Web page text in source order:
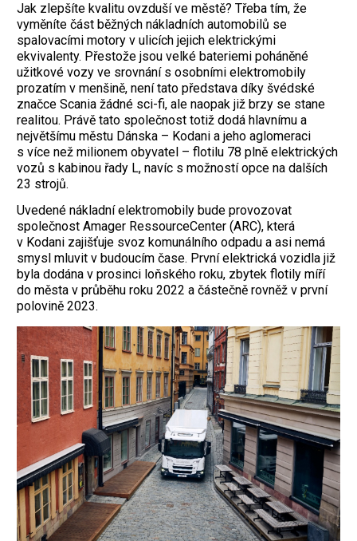
Jak zlepšíte kvalitu ovzduší ve městě? Třeba tím, že
vyměníte část běžných nákladních automobilů se
spalovacími motory v ulicích jejich elektrickými
ekvivalenty. Přestože jsou velké bateriemi poháněné
užitkové vozy ve srovnání s osobními elektromobily
prozatím v menšině, není tato představa díky švédské
značce Scania žádné sci-fi, ale naopak již brzy se stane
realitou. Právě tato společnost totiž dodá hlavnímu a
největšímu městu Dánska – Kodani a jeho aglomeraci
s více než milionem obyvatel – flotilu 78 plně elektrických
vozů s kabinou řady L, navíc s možností opce na dalších
23 strojů.
Uvedené nákladní elektromobily bude provozovat
společnost Amager RessourceCenter (ARC), která
v Kodani zajišťuje svoz komunálního odpadu a asi nemá
smysl mluvit v budoucím čase. První elektrická vozidla již
byla dodána v prosinci loňského roku, zbytek flotily míří
do města v průběhu roku 2022 a částečně rovněž v první
polovině 2023.